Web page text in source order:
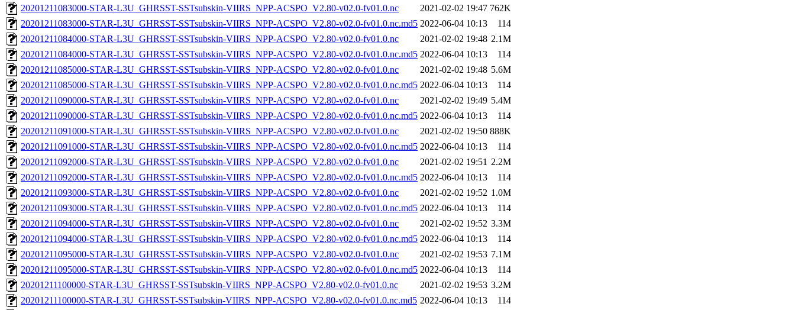
20201211083000-STAR-L3U_GHRSST-SSTsubskin-VIIRS_NPP-ACSPO_V2.80-v02.0-fv01.0.nc
2021-02-02 19:47 762K
20201211083000-STAR-L3U_GHRSST-SSTsubskin-VIIRS_NPP-ACSPO_V2.80-v02.0-fv01.0.nc.md5 2022-06-04 10:13
114
20201211084000-STAR-L3U_GHRSST-SSTsubskin-VIIRS_NPP-ACSPO_V2.80-v02.0-fv01.0.nc
2021-02-02 19:48 2.1M
20201211084000-STAR-L3U_GHRSST-SSTsubskin-VIIRS_NPP-ACSPO_V2.80-v02.0-fv01.0.nc.md5 2022-06-04 10:13
114
20201211085000-STAR-L3U_GHRSST-SSTsubskin-VIIRS_NPP-ACSPO_V2.80-v02.0-fv01.0.nc
2021-02-02 19:48 5.6M
20201211085000-STAR-L3U_GHRSST-SSTsubskin-VIIRS_NPP-ACSPO_V2.80-v02.0-fv01.0.nc.md5 2022-06-04 10:13
114
20201211090000-STAR-L3U_GHRSST-SSTsubskin-VIIRS_NPP-ACSPO_V2.80-v02.0-fv01.0.nc
2021-02-02 19:49 5.4M
20201211090000-STAR-L3U_GHRSST-SSTsubskin-VIIRS_NPP-ACSPO_V2.80-v02.0-fv01.0.nc.md5 2022-06-04 10:13
114
20201211091000-STAR-L3U_GHRSST-SSTsubskin-VIIRS_NPP-ACSPO_V2.80-v02.0-fv01.0.nc
2021-02-02 19:50 888K
20201211091000-STAR-L3U_GHRSST-SSTsubskin-VIIRS_NPP-ACSPO_V2.80-v02.0-fv01.0.nc.md5 2022-06-04 10:13
114
20201211092000-STAR-L3U_GHRSST-SSTsubskin-VIIRS_NPP-ACSPO_V2.80-v02.0-fv01.0.nc
2021-02-02 19:51 2.2M
20201211092000-STAR-L3U_GHRSST-SSTsubskin-VIIRS_NPP-ACSPO_V2.80-v02.0-fv01.0.nc.md5 2022-06-04 10:13
114
20201211093000-STAR-L3U_GHRSST-SSTsubskin-VIIRS_NPP-ACSPO_V2.80-v02.0-fv01.0.nc
2021-02-02 19:52 1.0M
20201211093000-STAR-L3U_GHRSST-SSTsubskin-VIIRS_NPP-ACSPO_V2.80-v02.0-fv01.0.nc.md5 2022-06-04 10:13
114
20201211094000-STAR-L3U_GHRSST-SSTsubskin-VIIRS_NPP-ACSPO_V2.80-v02.0-fv01.0.nc
2021-02-02 19:52 3.3M
20201211094000-STAR-L3U_GHRSST-SSTsubskin-VIIRS_NPP-ACSPO_V2.80-v02.0-fv01.0.nc.md5 2022-06-04 10:13
114
20201211095000-STAR-L3U_GHRSST-SSTsubskin-VIIRS_NPP-ACSPO_V2.80-v02.0-fv01.0.nc
2021-02-02 19:53 7.1M
20201211095000-STAR-L3U_GHRSST-SSTsubskin-VIIRS_NPP-ACSPO_V2.80-v02.0-fv01.0.nc.md5 2022-06-04 10:13
114
20201211100000-STAR-L3U_GHRSST-SSTsubskin-VIIRS_NPP-ACSPO_V2.80-v02.0-fv01.0.nc
2021-02-02 19:53 3.2M
20201211100000-STAR-L3U_GHRSST-SSTsubskin-VIIRS_NPP-ACSPO_V2.80-v02.0-fv01.0.nc.md5 2022-06-04 10:13
114